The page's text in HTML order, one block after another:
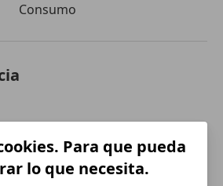
Consumo
h)
Para que pueda
lo que necesita.